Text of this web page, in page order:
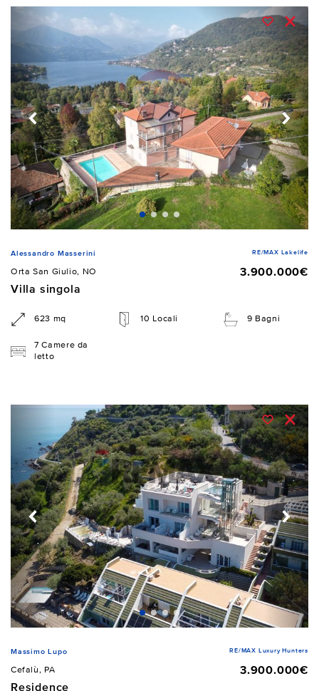
Alessandro Masserini RE/MAX Lakelife
Orta San Giulio, NO
3.900.000€
Villa singola
623 mq 10 Locali 9 Bagni
7 Camere da
letto
Massimo Lupo RE/MAX Luxury Hunters
Cefalù, PA
3.900.000€
Residence